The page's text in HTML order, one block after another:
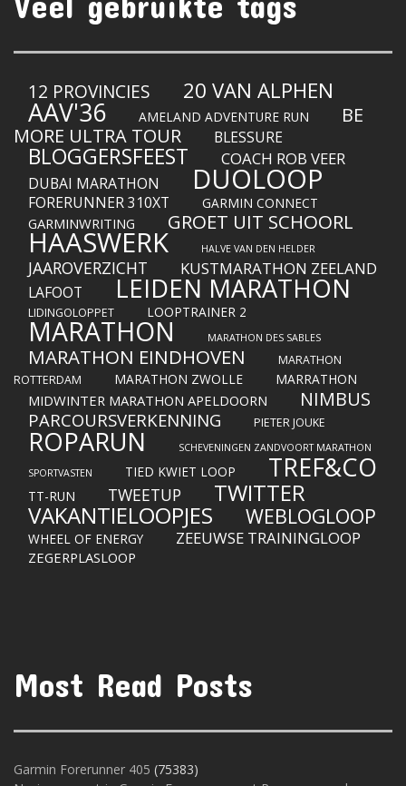
12 PROVINCIES 20 VAN ALPHEN
AAV'36 AMELAND ADVENTURE RUN
BE
MORE ULTRA TOUR
BLESSURE
BLOGGERSFEEST COACH ROB VEER
DUBAI MARATHON DUOLOOP
FORERUNNER 310XT GARMIN CONNECT
GARMINWRITING GROET UIT SCHOORL
HAASWERK HALVE VAN DEN HELDER
JAAROVERZICHT KUSTMARATHON ZEELAND
LAFOOT LEIDEN MARATHON
LIDINGOLOPPET LOOPTRAINER 2
MARATHON MARATHON DES SABLES
MARATHON EINDHOVEN
MARATHON
ROTTERDAM
MARATHON ZWOLLE MARRATHON
MIDWINTER MARATHON APELDOORN NIMBUS
PARCOURSVERKENNING PIETER JOUKE
ROPARUN
SCHEVENINGEN ZANDVOORT MARATHON
SPORTVASTEN
TIED KWIET LOOP TREF&CO
TT-RUN TWEETUP TWITTER
VAKANTIELOOPJES WEBLOGLOOP
WHEEL OF ENERGY ZEEUWSE TRAININGLOOP
ZEGERPLASLOOP
Most Read Posts
Garmin Forerunner 405 (75383)